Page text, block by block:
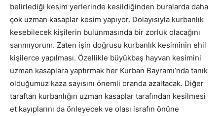
belirlediği kesim yerlerinde kesildiğinden buralarda daha
çok uzman kasaplar kesim yapıyor. Dolayısıyla kurbanlık
kesebilecek kişilerin bulunmasında bir zorluk olacağını
sanmıyorum. Zaten işin doğrusu kurbanlık kesiminin ehil
kişilerce yapılması. Özellikle büyükbaş hayvan kesimini
uzman kasaplara yaptırmak her Kurban Bayramı’nda tanık
olduğumuz kaza sayısını önemli oranda azaltacak. Diğer
taraftan kurbanlığın uzman kasaplar tarafından kesilmesi
et kayıplarını da önleyecek ve olası israfın önüne